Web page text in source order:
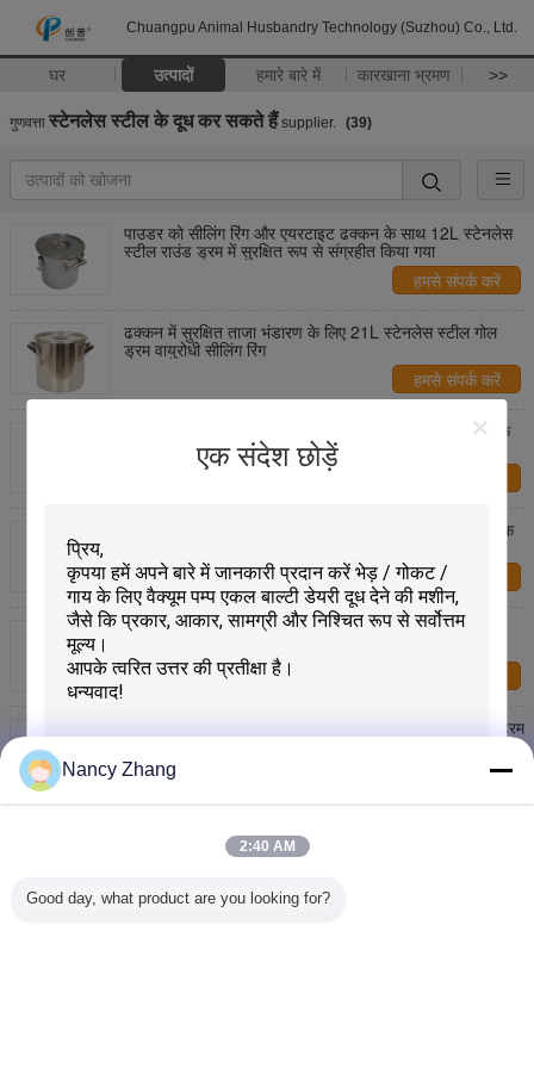
Chuangpu Animal Husbandry Technology (Suzhou) Co., Ltd.
घर उत्पादों हमारे बारे में कारखाना भ्रमण >>
एक संदेश छोड़ें
गुणवत्ता स्टेनलेस स्टील के दूध कर सकते हैं supplier. (39)
पाउडर को सीलिंग रिंग और एयरटाइट ढक्कन के साथ 12L स्टेनलेस
स्टील राउंड ड्रम में सुरक्षित रूप से संग्रहीत किया गया
हमसे संपर्क करें
ढक्कन में सुरक्षित ताजा भंडारण के लिए 21L स्टेनलेस स्टील गोल
ड्रम वायुरोधी सीलिंग रिंग
हमसे संपर्क करें
200 मिमी ऊंचाई स्टेनलेस स्टील गोल ड्रम जंग प्रतिरोधी औद्योगिक
भंडारण जरूरतों के लिए टिकाऊ
1.2 मिमी मोटाई 316L स्टेनलेस स्टील गोल ड्रम के लिए रासायनिक
हमसे संपर्क करें
भंडारण समाधान 1.2 मिमी मोटाई स्टेनलेस स्टील बेलनाकार ड्रम
रेस्तरां में सूप के उत्पादन के लिए 100 लीटर स्टेनलेस स्टील गोल ड्रम
हमसे संपर्क करें
Nancy Zhang
2:40 AM
Good day, what product are you looking for?